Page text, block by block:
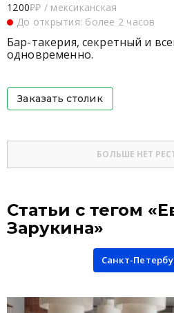
1200₽₽ / мексиканская
До открытия: более 2 часов
Бар-такерия, секретный и
одновременно.
Заказать столик
БОЛЬШЕ НЕТ
Статьи с тегом
Зарукина»
Санкт-